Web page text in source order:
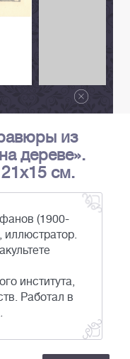
из
дереве».
см.
(1900-
института,
Работал в